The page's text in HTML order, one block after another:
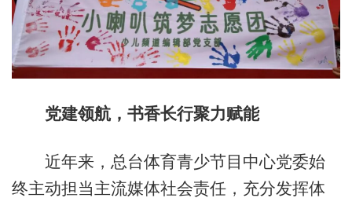
党建领航，书香长行聚力赋能
近年来，总台体育青少节目中心党委始
终主动担当主流媒体社会责任，充分发挥体